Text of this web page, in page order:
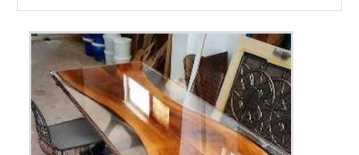
Distribuidora poderá contar excelente custo-
benefício com parcelamento em até 6x sem
juros.DETALHES SOBRE PRESILHA PLÁSTI...